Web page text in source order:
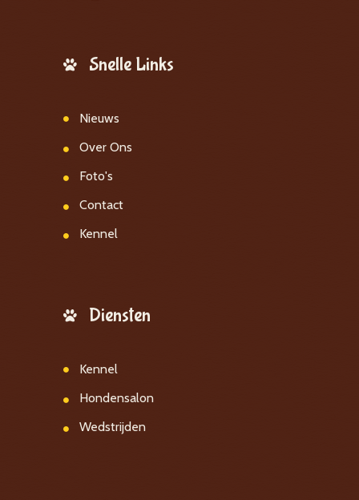
Snelle Links
Nieuws
Over Ons
Foto's
Contact
Kennel
Diensten
Kennel
Hondensalon
Wedstrijden